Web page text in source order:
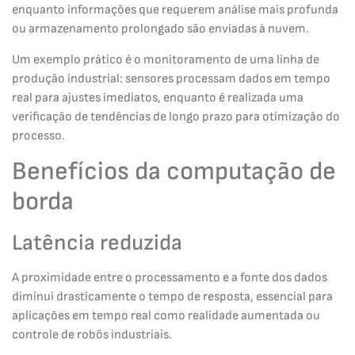
enquanto informações que requerem análise mais profunda
ou armazenamento prolongado são enviadas à nuvem.
Um exemplo prático é o monitoramento de uma linha de
produção industrial: sensores processam dados em tempo
real para ajustes imediatos, enquanto é realizada uma
verificação de tendências de longo prazo para otimização do
processo.
Benefícios da computação de
borda
Latência reduzida
A proximidade entre o processamento e a fonte dos dados
diminui drasticamente o tempo de resposta, essencial para
aplicações em tempo real como realidade aumentada ou
controle de robôs industriais.